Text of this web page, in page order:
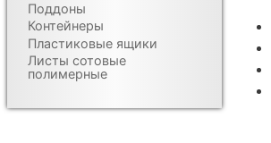
Поддоны
Контейнеры
Пластиковые ящики
Листы сотовые
полимерные